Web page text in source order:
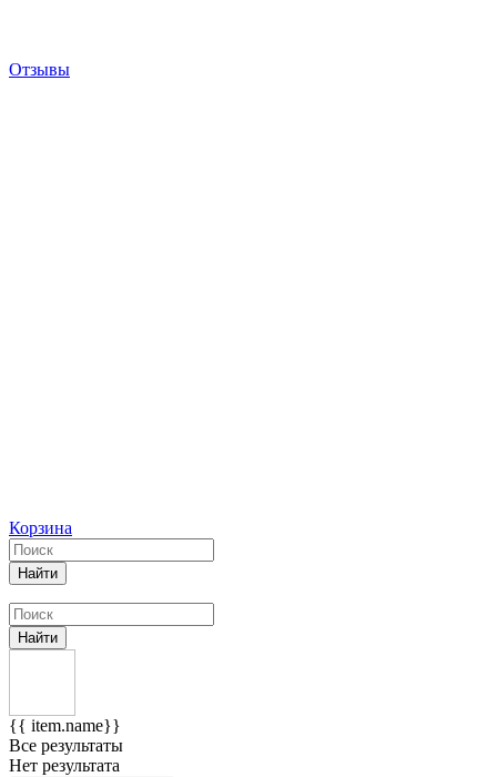
Отзывы
Корзина
Найти
Найти
{{ item.name}}
Все результаты
Нет результата